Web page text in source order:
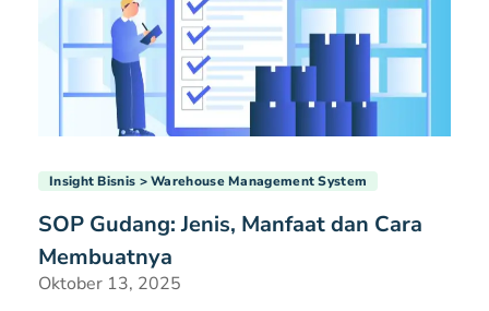
Insight Bisnis Warehouse Management System
SOP Gudang: Jenis, Manfaat dan Cara
Membuatnya
Oktober 13, 2025